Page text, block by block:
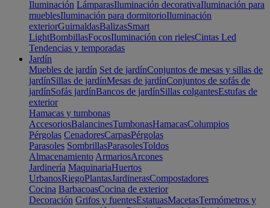
Iluminación LámparasIluminación decorativaIluminación para
mueblesIluminación para dormitorioIluminación
exteriorGuirnaldasBalizasSmart
LightBombillasFocosIluminación con rielesCintas Led
Tendencias y temporadas
Jardín
Muebles de jardín Set de jardínConjuntos de mesas y sillas de
jardínSillas de jardínMesas de jardínConjuntos de sofás de
jardínSofás jardínBancos de jardínSillas colgantesEstufas de
exterior
Hamacas y tumbonas
AccesoriosBalancinesTumbonasHamacasColumpios
Pérgolas CenadoresCarpasPérgolas
Parasoles SombrillasParasolesToldos
Almacenamiento ArmariosArcones
Jardinería MaquinariaHuertos
UrbanosRiegoPlantasJardinerasCompostadores
Cocina BarbacoasCocina de exterior
Decoración Grifos y fuentesEstatuasMacetasTermómetros y